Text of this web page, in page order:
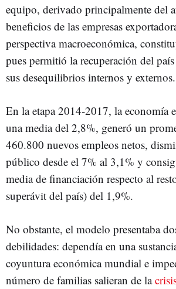
equipo, derivado principalmente del
beneficios de las empresas
perspectiva macroeconómica,
pues permitió la recuperación del
sus desequilibrios internos y externos.
En la etapa 2014-2017, la economía
una media del 2,8%, generó un
460.800 nuevos empleos netos,
público desde el 7% al 3,1% y
media de financiación respecto al
superávit del país) del 1,9%.
No obstante, el modelo presentaba
debilidades: dependía en una
coyuntura económica mundial e
número de familias salieran de la